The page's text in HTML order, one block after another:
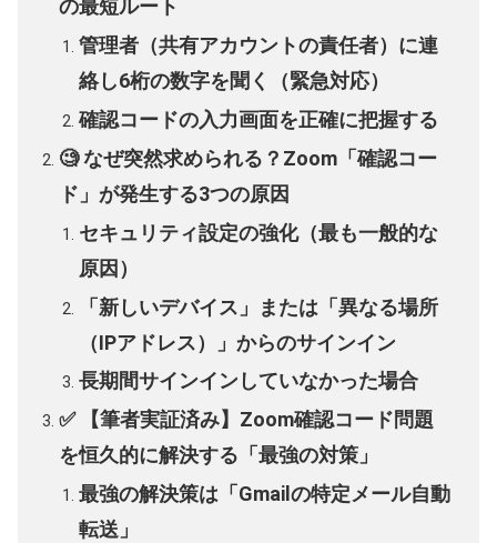
の最短ルート
管理者（共有アカウントの責任者）に連
絡し6桁の数字を聞く（緊急対応）
確認コードの入力画面を正確に把握する
🧐 なぜ突然求められる？Zoom「確認コー
ド」が発生する3つの原因
セキュリティ設定の強化（最も一般的な
原因）
「新しいデバイス」または「異なる場所
（IPアドレス）」からのサインイン
長期間サインインしていなかった場合
✅ 【筆者実証済み】Zoom確認コード問題
を恒久的に解決する「最強の対策」
最強の解決策は「Gmailの特定メール自動
転送」